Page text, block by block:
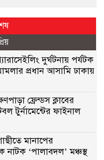
দুর্ঘটনায় পর্যটক
প্রধান আসামি ঢাকায়
ফ্রেন্ডস ক্লাবের
টুর্নামেন্টের ফাইনাল
মানাপের
‘পালাবদল’ মঞ্চস্থ